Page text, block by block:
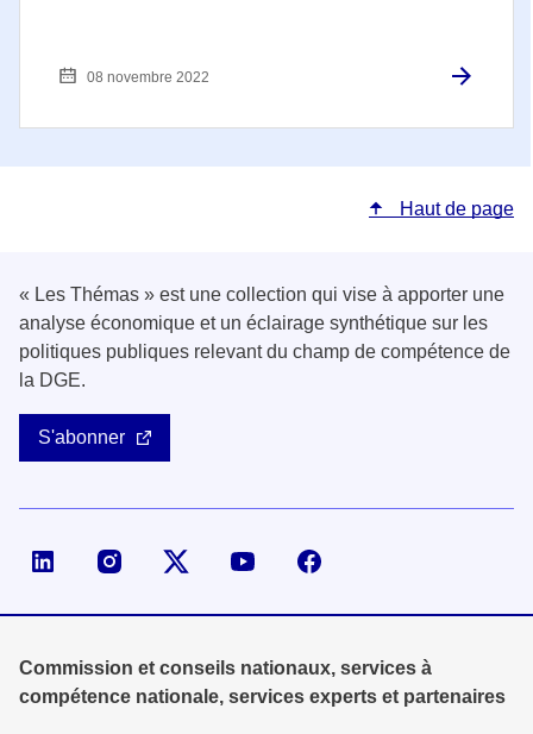
08 novembre 2022
Haut de page
« Les Thémas » est une collection qui vise à apporter une
analyse économique et un éclairage synthétique sur les
politiques publiques relevant du champ de compétence de
la DGE.
S'abonner
Page LinkedIn de la DGECompte X (ex-Twitter) de la DGE
Commission et conseils nationaux, services à
compétence nationale, services experts et partenaires